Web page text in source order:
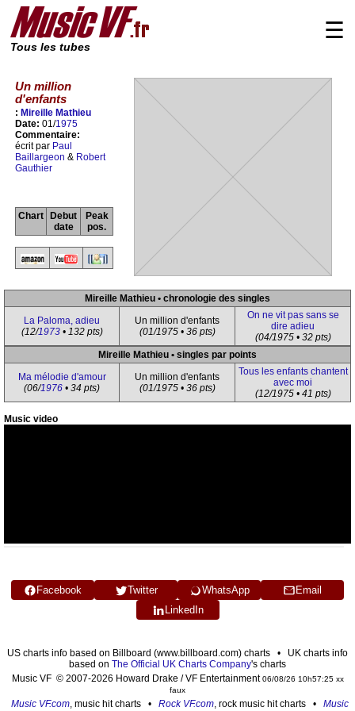
Tous les tubes
☰
Un million
d'enfants
: Mireille Mathieu
Date: 01/1975
Commentaire:
écrit par Paul
Baillargeon & Robert
Gauthier
Chart
Debut
date
Peak
pos.
Mireille Mathieu • chronologie des singles
La Paloma, adieu
(12/1973• 132 pts)
Un million d'enfants
(01/1975 • 36 pts)
On ne vit pas sans se
dire adieu
(04/1975 • 32 pts)
Mireille Mathieu • singles par points
Ma mélodie d'amour
(06/1976 • 34 pts)
Un million d'enfants
(01/1975 • 36 pts)
Tous les enfants chantent
avec moi
(12/1975 • 41 pts)
Music video
Facebook Twitter WhatsApp
Email
LinkedIn
US charts info based on Billboard (www.billboard.com) charts • UK charts info
based on The Official UK Charts Company's charts
Music VF © 2007-2026 Howard Drake / VF Entertainment06/08/26 10h57:25 xx
faux
Music VF.com, music hit charts • Rock VF.com, rock music hit charts • Music